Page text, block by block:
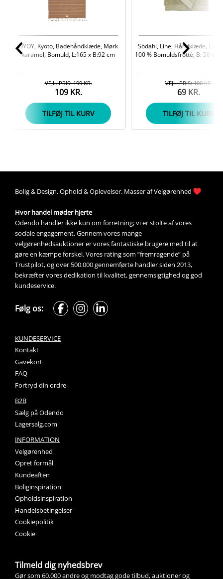
OYOY, Kyoto, Badehåndklæde, Mørk
karamel, Bomuld, L:165 x B:92 cm
109 KR.
VEJL. PRIS: 199 KR.
TILFØJ TIL KURV
Södahl, Line, Håndklæde,
100 % Bomuldsfrotté, B: 50 x L:
69 KR.
VEJL. PRIS: 100 KR.
TILFØJ TIL KURV
Bolig & Design. Ophold &Oplevelser. Masser af Velgørenhed
Hvor handel møder hjerte
Odendo handler ikke kun om forretning; vi er stolte af vores
sociale engagement. Gennem vores mange
velgørenhedsauktioner er vores fantastiske brugere med til at
gøre en kæmpe forskel. Vores rating som ”fremragende” på
Trustpilot, og over 500.000 gennemførte handler siden 2013,
bekræfter vores dedikation til kvalitet, gennemsigtighed og god
kundeservice.
Følg os:
KUNDESERVICE
Kontakt
Gavekort
FAQ
Fortryd din ordre
B2B
Sælg på Odendo
Lagersalg.com
INFORMATION
Velgørenhed
Opret formål
Kundeaften
Boliginspiration
Opholdsinspiration
Handelsbetingelser
Cookiepolitik
Cookie
Tilmeld dig nyhedsbrev
Gør som 60.000 andre og modtag gode tilbud, auktioner og